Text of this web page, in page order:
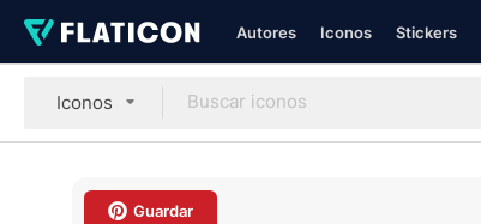
Autores Iconos Stickers
Iconos
Guardar